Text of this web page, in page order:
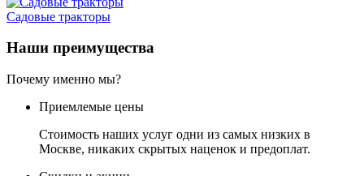
Садовые тракторы
Наши преимущества
Почему именно мы?
Приемлемые цены
Стоимость наших услуг одни из самых низких в
Москве, никаких скрытых наценок и предоплат.